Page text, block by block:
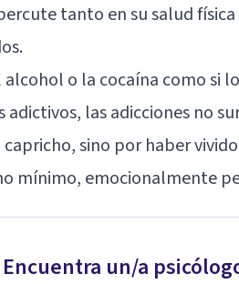
tanto en su salud
alcohol o la cocaína como si
las adicciones no
sino por haber
mínimo, emocionalmente
Encuentra un/a